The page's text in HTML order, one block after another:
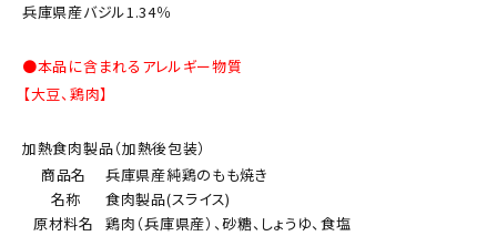
兵庫県産バジル1.34％
●本品に含まれるアレルギー物質
【大豆、鶏肉】
加熱食肉製品（加熱後包装）
商品名
兵庫県産純鶏のもも焼き
名称
食肉製品(スライス)
原材料名
鶏肉（兵庫県産）、砂糖、しょうゆ、食塩